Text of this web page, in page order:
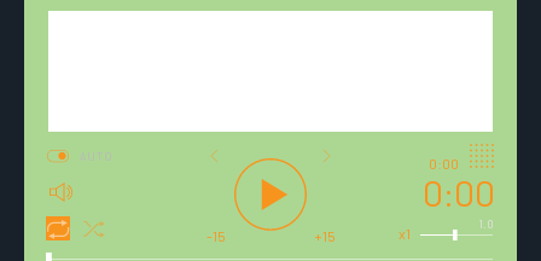
0:00
0:00
1.0
x1
-15 +15
AUTO